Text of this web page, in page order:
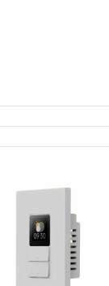
Wi-Fi gặp sự
làm công tắc
liền mạch với các